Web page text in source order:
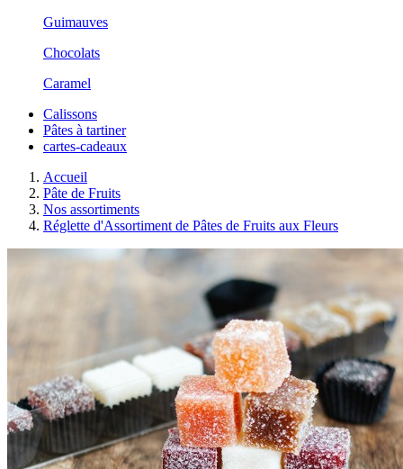
Guimauves
Chocolats
Caramel
Calissons
Pâtes à tartiner
cartes-cadeaux
Accueil
Pâte de Fruits
Nos assortiments
Réglette d'Assortiment de Pâtes de Fruits aux Fleurs